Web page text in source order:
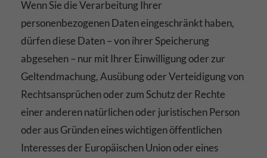
Wenn Sie die Verarbeitung Ihrer
personenbezogenen Daten eingeschränkt haben,
dürfen diese Daten – von ihrer Speicherung
abgesehen – nur mit Ihrer Einwilligung oder zur
Geltendmachung, Ausübung oder Verteidigung von
Rechtsansprüchen oder zum Schutz der Rechte
einer anderen natürlichen oder juristischen Person
oder aus Gründen eines wichtigen öffentlichen
Interesses der Europäischen Union oder eines